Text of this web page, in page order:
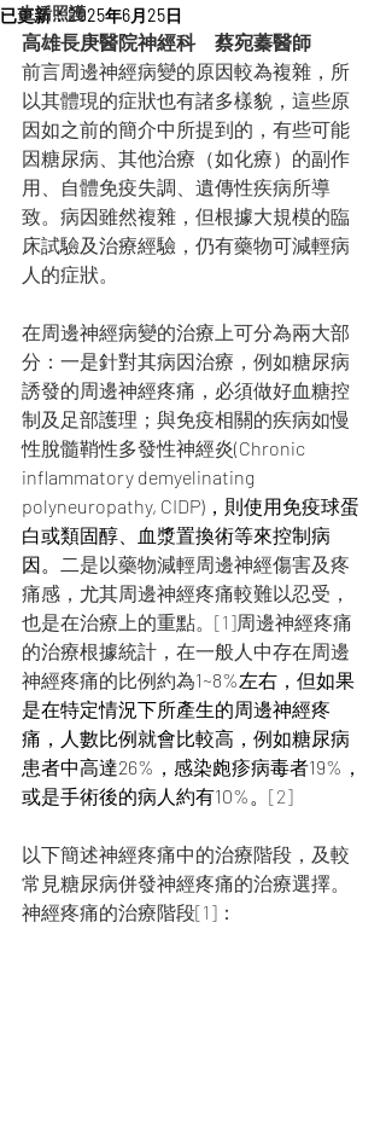
生活照護
已更新：2025年6月25日
高雄長庚醫院神經科　蔡宛蓁醫師
前言周邊神經病變的原因較為複雜，所
以其體現的症狀也有諸多樣貌，這些原
因如之前的簡介中所提到的，有些可能
因糖尿病、其他治療（如化療）的副作
用、自體免疫失調、遺傳性疾病所導
致。病因雖然複雜，但根據大規模的臨
床試驗及治療經驗，仍有藥物可減輕病
人的症狀。
在周邊神經病變的治療上可分為兩大部
分：一是針對其病因治療，例如糖尿病
誘發的周邊神經疼痛，必須做好血糖控
制及足部護理；與免疫相關的疾病如慢
性脫髓鞘性多發性神經炎(Chronic
inflammatory demyelinating
polyneuropathy, CIDP)，則使用免疫球蛋
白或類固醇、血漿置換術等來控制病
因。
二是以藥物減輕周邊神經傷害及疼
痛感，尤其周邊神經疼痛較難以忍受，
也是在治療上的重點。[1]周邊神經疼痛
的治療根據統計，在一般人中存在周邊
神經疼痛的比例約為1~8%左右，但如果
是在特定情況下所產生的周邊神經疼
痛，人數比例就會比較高，例如糖尿病
患者中高達26%，感染皰疹病毒者19%，
或是手術後的病人約有10%。 [2]
以下簡述神經疼痛中的治療階段，及較
常見糖尿病併發神經疼痛的治療選擇。
神經疼痛的治療階段[1]：